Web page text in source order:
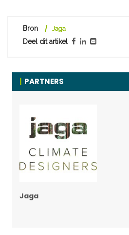
Bron Jaga
Deel dit artikel
PARTNERS
Jaga